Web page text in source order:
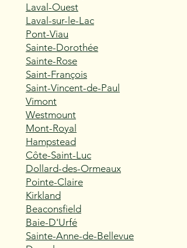
Laval-Ouest
Laval-sur-le-Lac
Pont-Viau
Sainte-Dorothée
Sainte-Rose
Saint-François
Saint-Vincent-de-Paul
Vimont
Westmount
Mont-Royal
Hampstead
Côte-Saint-Luc
Dollard-des-Ormeaux
Pointe-Claire
Kirkland
Beaconsfield
Baie-D'Urfé
Sainte-Anne-de-Bellevue